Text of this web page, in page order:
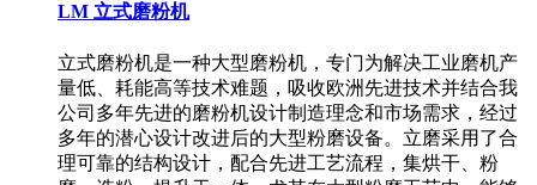
LM 立式磨粉机
立式磨粉机是一种大型磨粉机，专门为解决工业磨机产
量低、耗能高等技术难题，吸收欧洲先进技术并结合我
公司多年先进的磨粉机设计制造理念和市场需求，经过
多年的潜心设计改进后的大型粉磨设备。立磨采用了合
理可靠的结构设计，配合先进工艺流程，集烘干、粉